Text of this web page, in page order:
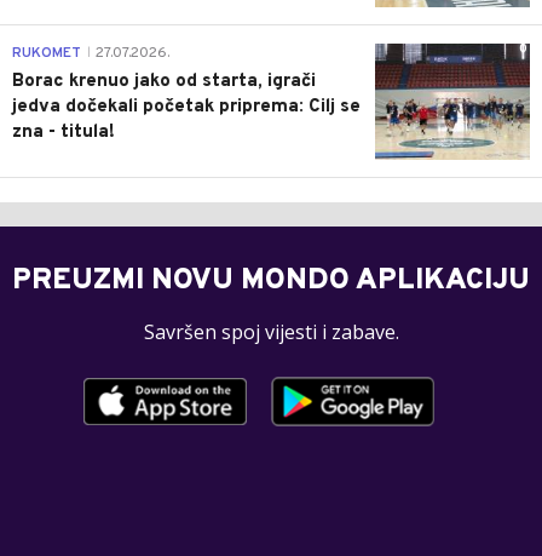
0
RUKOMET 27.07.2026.
Borac krenuo jako od starta, igrači
jedva dočekali početak priprema: Cilj se
zna - titula!
PREUZMI NOVU MONDO APLIKACIJU
Savršen spoj vijesti i zabave.